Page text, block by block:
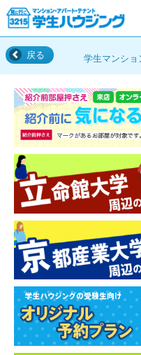
戻る 学生マンショ